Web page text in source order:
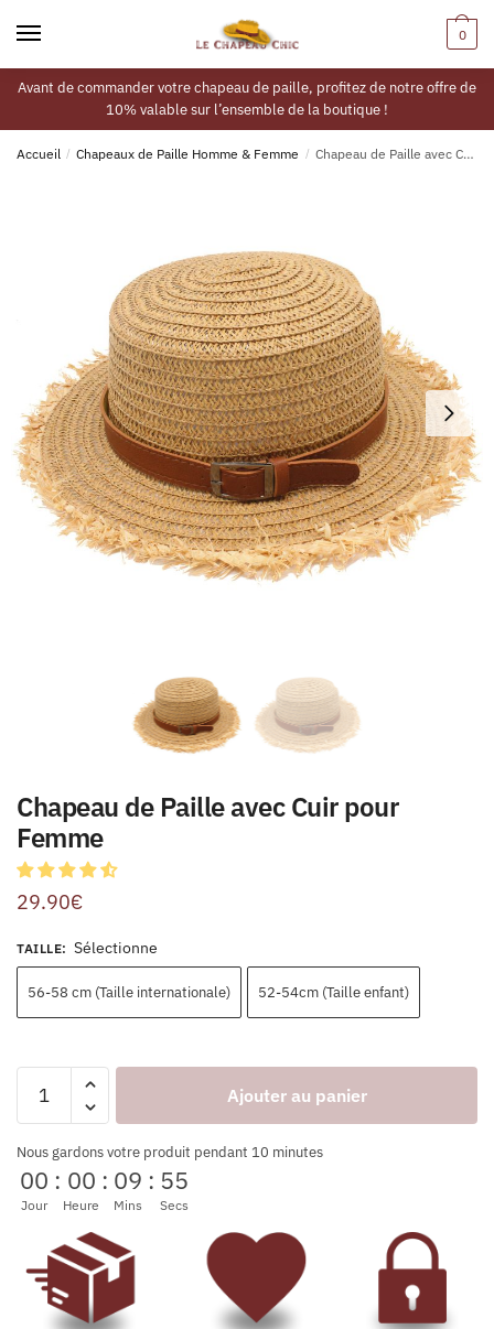
0
Avant de commander votre chapeau de paille, profitez de notre offre de
10% valable sur l’ensemble de la boutique !
Accueil / Chapeaux de Paille Homme & Femme / Chapeau de Paille avec Cuir pour Femme
Chapeau de Paille avec Cuir pour
Femme
29.90€
TAILLE: Sélectionne
56-58 cm (Taille internationale) 52-54cm (Taille enfant)
Ajouter au panier
Nous gardons votre produit pendant 10 minutes
00
Jour
: 00
Heure
: 09
Mins
: 54
Secs